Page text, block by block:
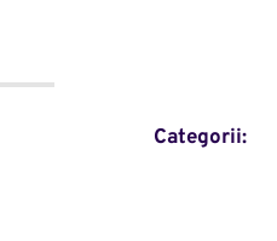
Categorii: